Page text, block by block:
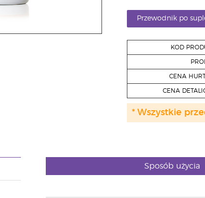
Przewodnik po
KOD
CENA
CENA
* Wszystkie
Sposób użycia